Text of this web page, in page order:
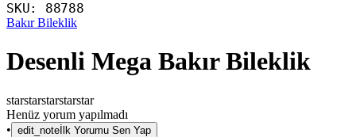
SKU: 88788
Bakır Bileklik
Desenli Mega Bakır Bileklik
starstarstarstarstar
Henüz yorum yapılmadı
• edit_note İlk Yorumu Sen Yap